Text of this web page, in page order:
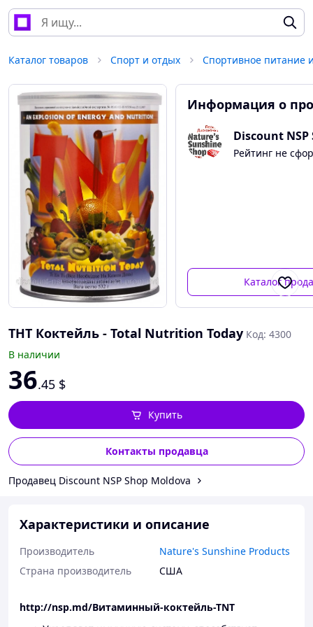
Каталог товаров Спорт и отдых Спортивное питание
Информация о
Discount
Рейтинг не
Каталог
ТНТ Коктейль - Total Nutrition Today Код: 4300
В наличии
36.45 $
Контакты продавца
Купить
Продавец Discount NSP Shop Moldova
Характеристики и описание
Производитель
Nature's Sunshine Products
Страна производитель
США
http://nsp.md/Витаминный-коктейль-ТNТ